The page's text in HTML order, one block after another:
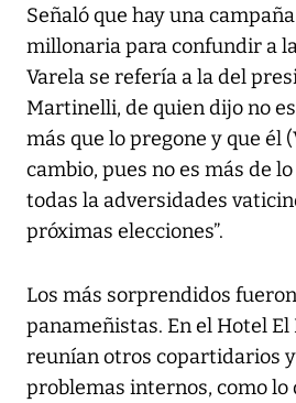
Señaló que hay una
millonaria para confundir a
Varela se refería a la del
Martinelli, de quien dijo no
más que lo pregone y que él
cambio, pues no es más de
todas la adversidades
próximas elecciones”.
Los más sorprendidos
panameñistas. En el Hotel El
reunían otros copartidarios
problemas internos, como lo